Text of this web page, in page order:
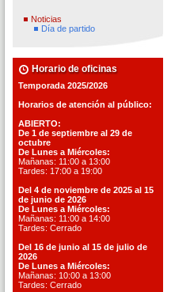
Noticias
Día de partido
Horario de oficinas
Temporada 2025/2026
Horarios de atención al público:
ABIERTO:
De 1 de septiembre al 29 de
octubre
De Lunes a Miércoles:
Mañanas: 11:00 a 13:00
Tardes: 17:00 a 19:00
Del 4 de noviembre de 2025 al 15
de junio de 2026
De Lunes a Miércoles:
Mañanas: 11:00 a 14:00
Tardes: Cerrado
Del 16 de junio al 15 de julio de
2026
De Lunes a Miércoles:
Mañanas: 10:00 a 13:00
Tardes: Cerrado